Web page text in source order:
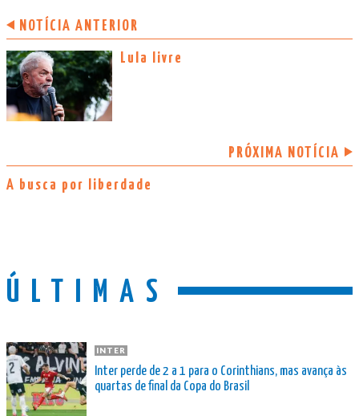
NOTÍCIA ANTERIOR
Lula livre
PRÓXIMA NOTÍCIA
A busca por liberdade
ÚLTIMAS
INTER
Inter perde de 2 a 1 para o Corinthians, mas avança às
quartas de final da Copa do Brasil